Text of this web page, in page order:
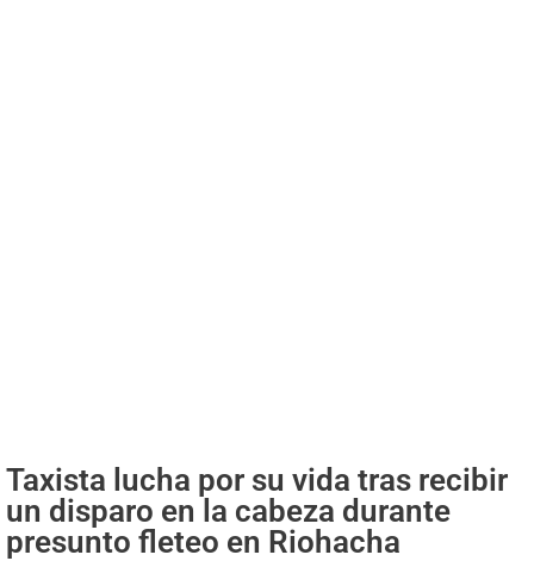
Taxista lucha por su vida tras recibir
un disparo en la cabeza durante
presunto fleteo en Riohacha